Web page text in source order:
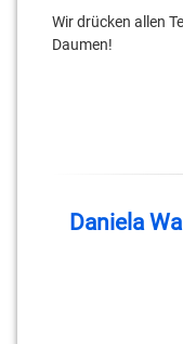
Wir drücken allen
Daumen!
Daniela